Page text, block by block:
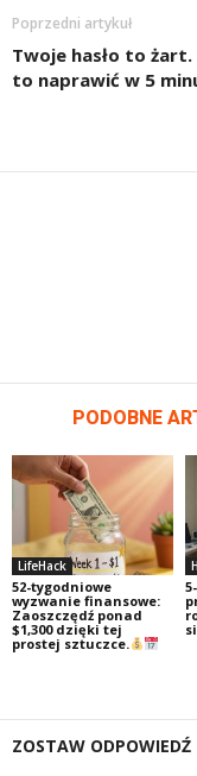
Poprzedni artykuł
Twoje hasło to
to naprawić w 5
PODOBNE
LifeHack
52-tygodniowe
wyzwanie finansowe:
Zaoszczędź ponad
$1,300 dzięki tej
prostej sztuczce.
ZOSTAW ODPOWIEDŹ